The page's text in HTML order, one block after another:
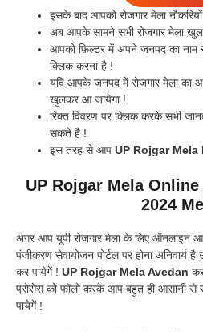
इसके बाद आपको रोजगार मेला
अब आपके सामने सभी रोजगार मेला
आपको फ़िल्टर में अपने जनपद का
क्लिक करना है !
यदि आपके जनपद में रोजगार मेला का
खुलकर आ जायेगा !
रिक्त विवरण पर क्लिक करके सभी
सकते है !
इस तरह से आप UP Rojgar Mela
UP Rojgar Mela
2024
अगर आप यूपी रोजगार मेला के लिए ऑनलाइन
पंजीकरण सेवायोजन पोर्टल पर होना
कर पायेगें ! UP Rojgar Mela Avedan
प्रोसेस को फॉलो करके आप बहुत ही आसानी से
पायेगें !